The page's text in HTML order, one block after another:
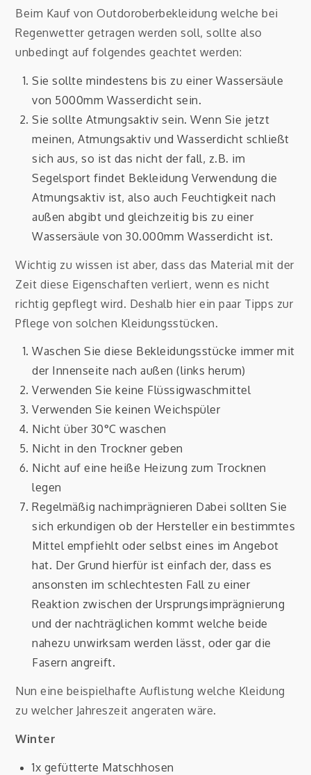
Beim Kauf von Outdoroberbekleidung welche bei
Regenwetter getragen werden soll, sollte also
unbedingt auf folgendes geachtet werden:
Sie sollte mindestens bis zu einer Wassersäule
von 5000mm Wasserdicht sein.
Sie sollte Atmungsaktiv sein. Wenn Sie jetzt
meinen, Atmungsaktiv und Wasserdicht schließt
sich aus, so ist das nicht der fall, z.B. im
Segelsport findet Bekleidung Verwendung die
Atmungsaktiv ist, also auch Feuchtigkeit nach
außen abgibt und gleichzeitig bis zu einer
Wassersäule von 30.000mm Wasserdicht ist.
Wichtig zu wissen ist aber, dass das Material mit der
Zeit diese Eigenschaften verliert, wenn es nicht
richtig gepflegt wird. Deshalb hier ein paar Tipps zur
Pflege von solchen Kleidungsstücken.
Waschen Sie diese Bekleidungsstücke immer mit
der Innenseite nach außen (links herum)
Verwenden Sie keine Flüssigwaschmittel
Verwenden Sie keinen Weichspüler
Nicht über 30°C waschen
Nicht in den Trockner geben
Nicht auf eine heiße Heizung zum Trocknen
legen
Regelmäßig nachimprägnieren Dabei sollten Sie
sich erkundigen ob der Hersteller ein bestimmtes
Mittel empfiehlt oder selbst eines im Angebot
hat. Der Grund hierfür ist einfach der, dass es
ansonsten im schlechtesten Fall zu einer
Reaktion zwischen der Ursprungsimprägnierung
und der nachträglichen kommt welche beide
nahezu unwirksam werden lässt, oder gar die
Fasern angreift.
Nun eine beispielhafte Auflistung welche Kleidung
zu welcher Jahreszeit angeraten wäre.
Winter
1x gefütterte Matschhosen